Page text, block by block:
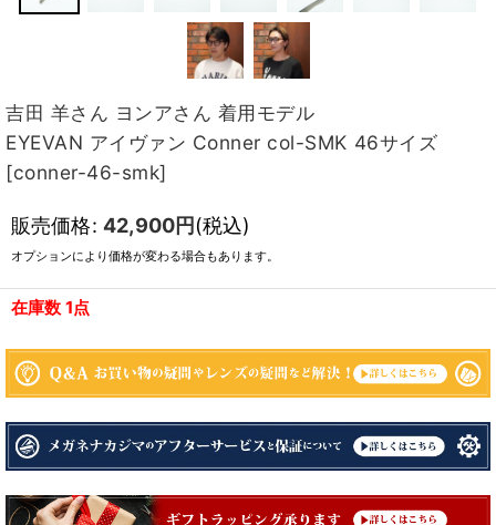
吉田 羊さん ヨンアさん 着用モデル
EYEVAN アイヴァン Conner col-SMK 46サイズ
[conner-46-smk]
販売価格: 42,900円(税込)
オプションにより価格が変わる場合もあります。
在庫数 1点